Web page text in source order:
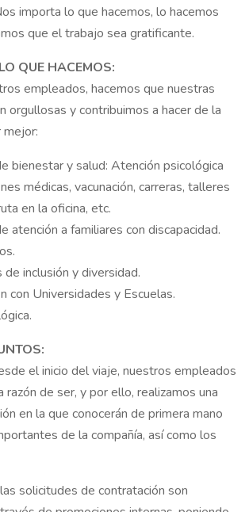
importa lo que hacemos, lo hacemos
que el trabajo sea gratificante.
QUE HACEMOS:
empleados, hacemos que nuestras
orgullosas y contribuimos a hacer de la
mejor:
bienestar y salud: Atención psicológica
médicas, vacunación, carreras, talleres
en la oficina, etc.
atención a familiares con discapacidad.
inclusión y diversidad.
con Universidades y Escuelas.
el inicio del viaje, nuestros empleados
razón de ser, y por ello, realizamos una
en la que conocerán de primera mano
de la compañía, así como los
solicitudes de contratación son